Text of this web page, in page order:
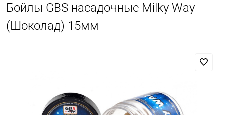
Бойлы GBS насадочные Milky Way
(Шоколад) 15мм